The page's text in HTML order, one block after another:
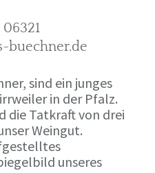
06321
buechner.de
sind ein junges
in der Pfalz.
die Tatkraft von drei
Weingut.
unseres